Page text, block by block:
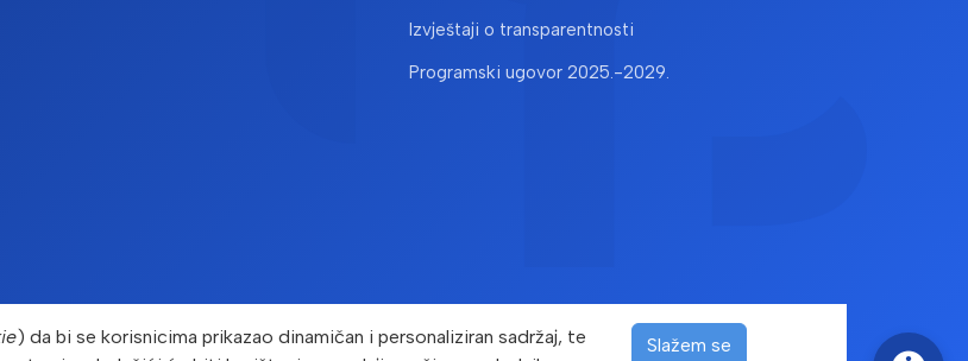
) da bi se korisnicima prikazao dinamičan i personaliziran sadržaj, te
Slažem se
Izvještaji o transparentnosti
Programski ugovor 2025.-2029.